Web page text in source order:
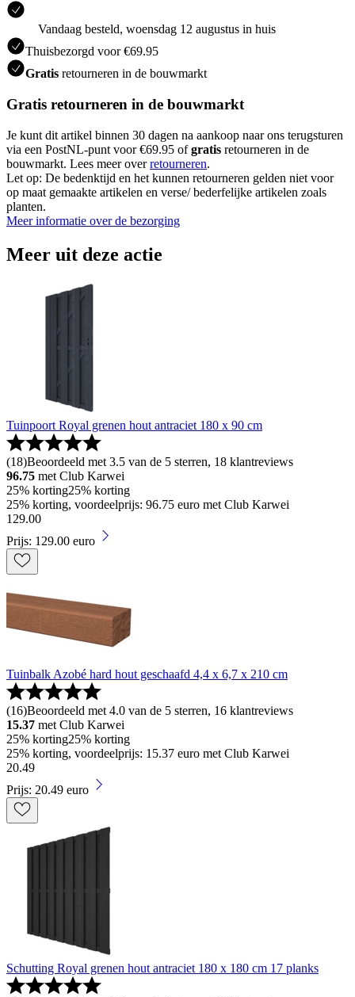
Vandaag besteld, woensdag 12 augustus in huis
Thuisbezorgd voor €69.95
Gratis retourneren in de bouwmarkt
Gratis retourneren in de bouwmarkt
Je kunt dit artikel binnen 30 dagen na aankoop naar ons terugsturen
via een PostNL-punt voor €69.95 ofgratis retourneren in de
bouwmarkt. Lees meer overretourneren.
Let op: De bedenktijd en het kunnen retourneren gelden niet voor
op maat gemaakte artikelen en verse/ bederfelijke artikelen zoals
planten.
Meer informatie over de bezorging
Meer uit deze actie
Tuinpoort Royal grenen hout antraciet 180 x 90 cm
(18)Beoordeeld met 3.5 van de 5 sterren, 18 klantreviews
96.75 met Club Karwei
25% korting25% korting
25% korting, voordeelprijs: 96.75 euro met Club Karwei
129.00
Prijs: 129.00 euro
Tuinbalk Azobé hard hout geschaafd 4,4 x 6,7 x 210 cm
(16)Beoordeeld met 4.0 van de 5 sterren, 16 klantreviews
15.37 met Club Karwei
25% korting25% korting
25% korting, voordeelprijs: 15.37 euro met Club Karwei
20.49
Prijs: 20.49 euro
Schutting Royal grenen hout antraciet 180 x 180 cm 17 planks